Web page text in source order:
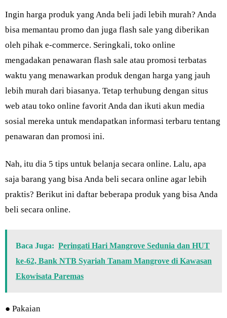
Ingin harga produk yang Anda beli jadi lebih murah? Anda
bisa memantau promo dan juga flash sale yang diberikan
oleh pihak e-commerce. Seringkali, toko online
mengadakan penawaran flash sale atau promosi terbatas
waktu yang menawarkan produk dengan harga yang jauh
lebih murah dari biasanya. Tetap terhubung dengan situs
web atau toko online favorit Anda dan ikuti akun media
sosial mereka untuk mendapatkan informasi terbaru tentang
penawaran dan promosi ini.
Nah, itu dia 5 tips untuk belanja secara online. Lalu, apa
saja barang yang bisa Anda beli secara online agar lebih
praktis? Berikut ini daftar beberapa produk yang bisa Anda
beli secara online.
Baca Juga: Peringati Hari Mangrove Sedunia dan HUT
ke-62, Bank NTB Syariah Tanam Mangrove di Kawasan
Ekowisata Paremas
● Pakaian